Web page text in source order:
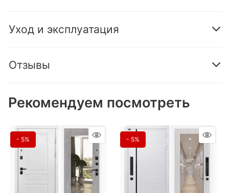
Уход и эксплуатация
Отзывы
Рекомендуем посмотреть
- 5% - 5%